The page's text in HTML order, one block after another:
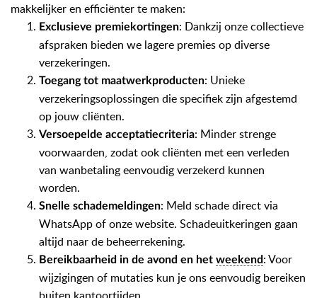
makkelijker en efficiënter te maken:
Exclusieve premiekortingen: Dankzij onze collectieve
afspraken bieden we lagere premies op diverse
verzekeringen.
Toegang tot maatwerkproducten: Unieke
verzekeringsoplossingen die specifiek zijn afgestemd
op jouw cliënten.
Versoepelde acceptatiecriteria: Minder strenge
voorwaarden, zodat ook cliënten met een verleden
van wanbetaling eenvoudig verzekerd kunnen
worden.
Snelle schademeldingen: Meld schade direct via
WhatsApp of onze website. Schadeuitkeringen gaan
altijd naar de beheerrekening.
Bereikbaarheid in de avond en het weekend: Voor
wijzigingen of mutaties kun je ons eenvoudig bereiken